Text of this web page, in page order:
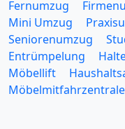
Fernumzug
Mini Umzug
Seniorenumzug
Entrümpelung
Möbellift
Möbelmitfahrzentrale